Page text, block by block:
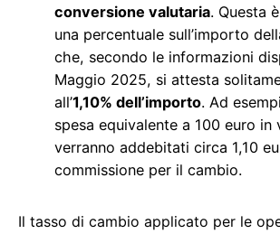
conversione valutaria. Questa
una percentuale sull’importo
che, secondo le informazioni
Maggio 2025, si attesta
all’1,10% dell’importo. Ad
spesa equivalente a 100 euro in
verranno addebitati circa 1,10
commissione per il cambio.
Il tasso di cambio applicato per le